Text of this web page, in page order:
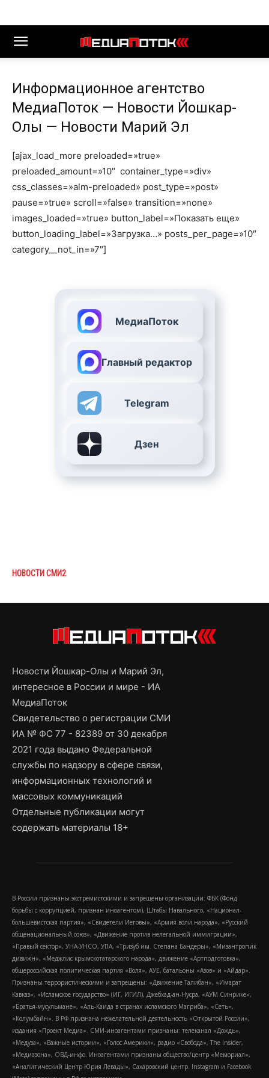
Информационное агентство
МедиаПоток — Новости Йошкар-
Олы — Новости Марий Эл
[ajax_load_more preloaded=»true»
preloaded_amount=»10″ container_type=»div»
css_classes=»alm-preloaded» post_type=»post»
pause=»true» scroll=»false» transition=»none»
images_loaded=»true» button_label=»Показать еще»
button_loading_label=»Загрузка…» posts_per_page=»10″
category__not_in=»7″]
МедиаПоток
Главный редактор
Telegram
Дзен
НОВОСТИ СМИ2
Новости Йошкар-Олы и Марий Эл,
интересное в России и мире - ИА
МедиаПоток
Свидетельство о регистрации СМИ
ИА № ФС 77 - 82389 от 30 декабря
2021 года выдано Федеральной
службы по надзору в сфере связи,
информационных технологий и
массовых коммуникаций
Отдельные публикации могут
содержать материалы 18+
В России признаны экстремистскими и запрещены организации: ФБК (Фонд
борьбы с коррупцией, признан иноагентом), Штабы Навального, «Национал-
большевистская партия», «Свидетели Иеговы», «Армия воли народа», «Русский
общенациональный союз», «Движение против нелегальной иммиграции»,
«Правый сектор», УНА-УНСО, УПА, «Тризуб им. Степана Бандеры», «Мизантропик
дивижн», «Меджлис крымскотатарского народа», движение «Артподготовка»,
общероссийская политическая партия «Воля», АУЕ, батальоны «Азов» и «Айдар».
Признаны террористическими и запрещены: «Движение Талибан», «Имарат
Кавказ», «Исламское государство» (ИГ, ИГИЛ), Джебхад-ан-Нусра, «АУМ Синрике»,
«Братья-мусульмане», «Аль-Каида в странах исламского Магриба», «Сеть»,
«Колумбайн». В РФ признана нежелательной деятельность «Открытой России»,
издания «Проект Медиа». СМИ-иноагентами признаны: телеканал «Дождь»,
«Медуза», «Важные истории», «Голос Америки», радио «Свобода», The Insider,
«Медиазона», ОВД-инфо. Иноагентами признаны общество/центр «Мемориал»,
«Аналитический Центр Юрия Левады», Сахаровский центр. Instagram и Facebook